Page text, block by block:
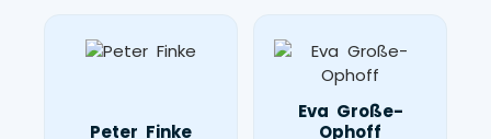
Peter Finke
Eva Große-
Ophoff